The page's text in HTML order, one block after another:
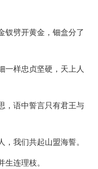
钗劈开黄金，钿盒分了
一样忠贞坚硬，天上人
，语中誓言只有君王与
我们共起山盟海誓。
连理枝。